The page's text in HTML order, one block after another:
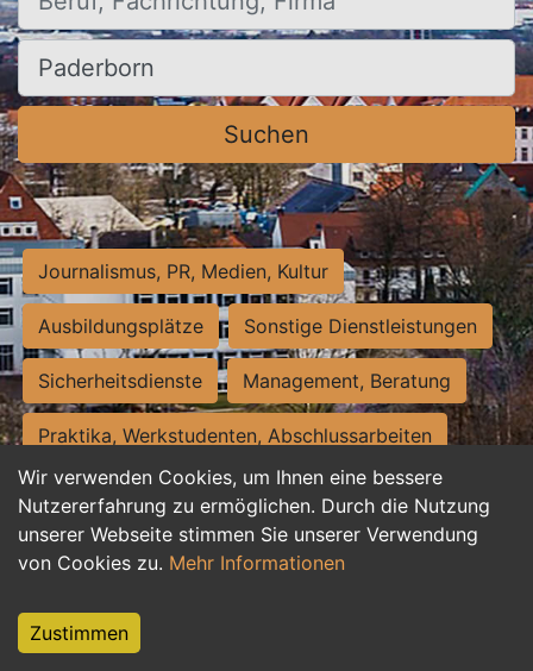
Wir verwenden Cookies, um Ihnen eine bessere
Nutzererfahrung zu ermöglichen. Durch die Nutzung
unserer Webseite stimmen Sie unserer Verwendung
von Cookies zu. Mehr Informationen
Zustimmen
Ort, Stadt
Suchen
Journalismus, PR, Medien, Kultur
Ausbildungsplätze Sonstige Dienstleistungen
Sicherheitsdienste Management, Beratung
Praktika, Werkstudenten, Abschlussarbeiten
Personalwesen Assistenz, Sekretariat
Hilfskräfte, Aushilfs- und Nebenjobs
Weiterbildung, Studium, duale Ausbildung